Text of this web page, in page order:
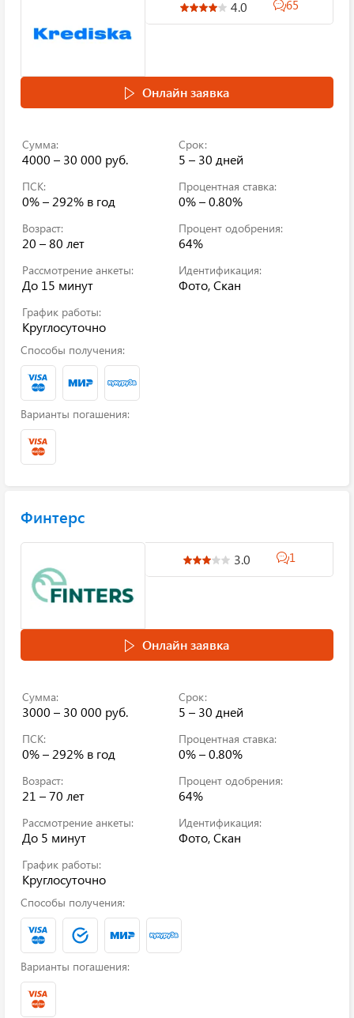
4.0 65
Онлайн заявка
Сумма:
4000 – 30 000 руб.
Срок:
5 – 30 дней
ПСК:
0% – 292% в год
Процентная ставка:
0% – 0.80%
Возраст:
20 – 80 лет
Процент одобрения:
64%
Рассмотрение анкеты:
До 15 минут
Идентификация:
Фото, Скан
График работы:
Круглосуточно
Способы получения:
Варианты погашения:
Финтерс
3.0 1
Онлайн заявка
Сумма:
3000 – 30 000 руб.
Срок:
5 – 30 дней
ПСК:
0% – 292% в год
Процентная ставка:
0% – 0.80%
Возраст:
21 – 70 лет
Процент одобрения:
64%
Рассмотрение анкеты:
До 5 минут
Идентификация:
Фото, Скан
График работы:
Круглосуточно
Способы получения:
Варианты погашения: